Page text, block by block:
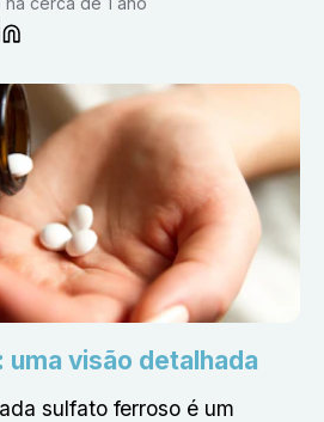
visão detalhada
sulfato ferroso é um